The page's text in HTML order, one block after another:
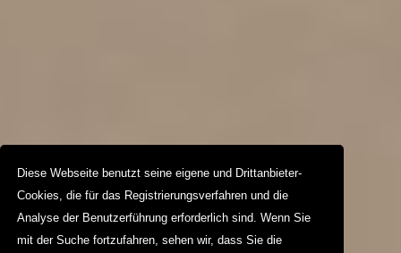
Diese Webseite benutzt seine eigene und Drittanbieter-
Cookies, die für das Registrierungsverfahren und die
Analyse der Benutzerführung erforderlich sind. Wenn Sie
mit der Suche fortzufahren, sehen wir, dass Sie die